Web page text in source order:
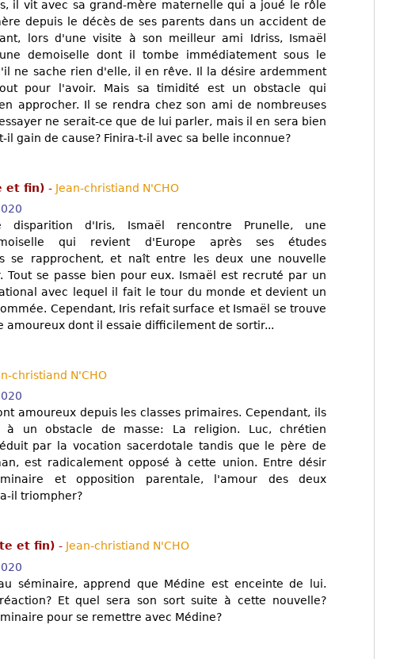
il vit avec sa grand-mère maternelle qui a joué le rôle
depuis le décès de ses parents dans un accident de
lors d'une visite à son meilleur ami Idriss, Ismaël
demoiselle dont il tombe immédiatement sous le
ne sache rien d'elle, il en rêve. Il la désire ardemment
pour l'avoir. Mais sa timidité est un obstacle qui
approcher. Il se rendra chez son ami de nombreuses
ne serait-ce que de lui parler, mais il en sera bien
il gain de cause? Finira-t-il avec sa belle inconnue?
et fin) - Jean-christiand N'CHO
disparition d'Iris, Ismaël rencontre Prunelle, une
qui revient d'Europe après ses études
se rapprochent, et naît entre les deux une nouvelle
Tout se passe bien pour eux. Ismaël est recruté par un
avec lequel il fait le tour du monde et devient un
Cependant, Iris refait surface et Ismaël se trouve
amoureux dont il essaie difficilement de sortir...
christiand N'CHO
amoureux depuis les classes primaires. Cependant, ils
à un obstacle de masse: La religion. Luc, chrétien
par la vocation sacerdotale tandis que le père de
est radicalement opposé à cette union. Entre désir
et opposition parentale, l'amour des deux
il triompher?
et fin) - Jean-christiand N'CHO
séminaire, apprend que Médine est enceinte de lui.
Et quel sera son sort suite à cette nouvelle?
pour se remettre avec Médine?